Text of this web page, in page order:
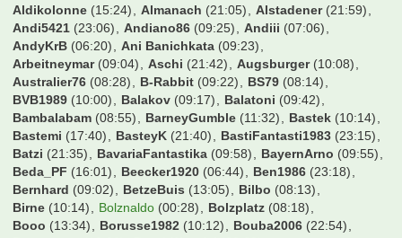
Aldikolonne (15:24) Almanach (21:05) Alstadener(21:59)
Andi5421 (23:06) Andiano86 (09:25) Andiii (07:06)
AndyKrB (06:20) Ani Banichkata (09:23)
Arbeitneymar(09:04) Aschi (21:42) Augsburger(10:08)
Australier76 (08:28) B-Rabbit (09:22) BS79 (08:14)
BVB1989 (10:00) Balakov (09:17) Balatoni (09:42)
Bambalabam (08:55) BarneyGumble (11:32) Bastek (10:14)
Bastemi (17:40) BasteyK (21:40) BastiFantasti1983 (23:15)
Batzi (21:35) BavariaFantastika (09:58) BayernArno (09:55)
Beda_PF (16:01) Beecker1920 (06:44) Ben1986 (23:18)
Bernhard (09:02) BetzeBuis (13:05) Bilbo (08:13)
Birne (10:14) Bolznaldo (00:28) Bolzplatz (08:18)
Booo (13:34) Borusse1982 (10:12) Bouba2006 (22:54)